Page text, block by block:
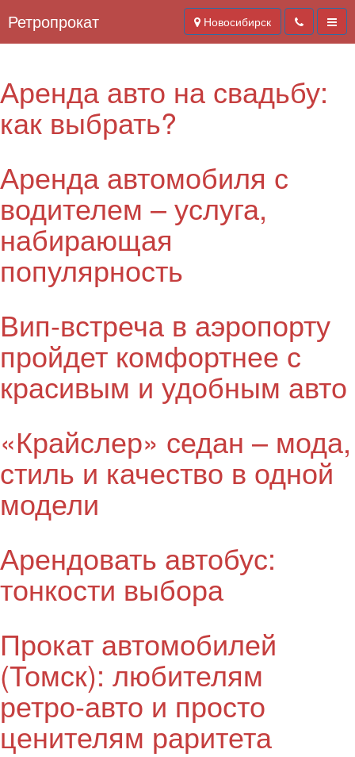
Ретропрокат Новосибирск
Аренда авто на свадьбу:
как выбрать?
Аренда автомобиля с
водителем – услуга,
набирающая
популярность
Вип-встреча в аэропорту
пройдет комфортнее с
красивым и удобным авто
«Крайслер» седан – мода,
стиль и качество в одной
модели
Арендовать автобус:
тонкости выбора
Прокат автомобилей
(Томск): любителям
ретро-авто и просто
ценителям раритета